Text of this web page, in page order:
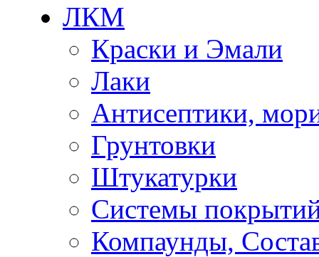
ЛКМ
Краски и Эмали
Лаки
Антисептики,
Грунтовки
Штукатурки
Системы
Компаунды,